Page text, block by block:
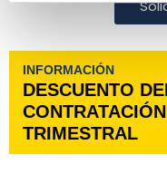
INFORMACIÓN
DESCUENTO
TRIMESTRAL